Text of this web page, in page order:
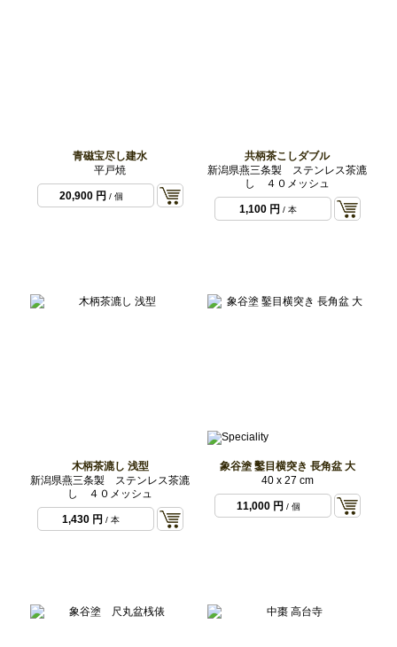
青磁宝尽し建水
平戸焼
20,900 円 / 個
共柄茶こしダブル
新潟県燕三条製 ステンレス茶漉
し ４０メッシュ
1,100 円 / 本
木柄茶漉し 浅型
新潟県燕三条製 ステンレス茶漉
し ４０メッシュ
1,430 円 / 本
象谷塗 鑿目横突き 長角盆 大
40 x 27 cm
11,000 円 / 個